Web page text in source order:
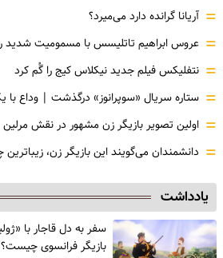
= آریانا گرانده دارد می‌میرد؟
= عروس ابراهیم تاتلیسس با مسمومیت شدید
= نتفلیکس فیلم جدید نیکلاس کیج را گُم کرد
= ستاره سریال «سوپرانوز» درگذشت | وداع با
= اولین تصویر بازیگر زن مشهور در نقش مرلین
= دانشمندان می‌گویند این بازیگر زن،
یادداشت
سفر به دل قاجار با
‌بازیگر فرانسوی چیست؟